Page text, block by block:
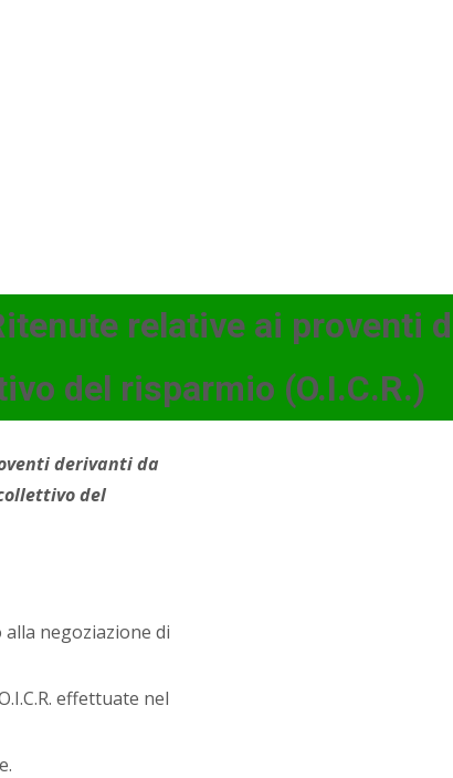
relative ai proventi
del risparmio (O.I.C.R.)
derivanti da
del
negoziazione di
effettuate nel